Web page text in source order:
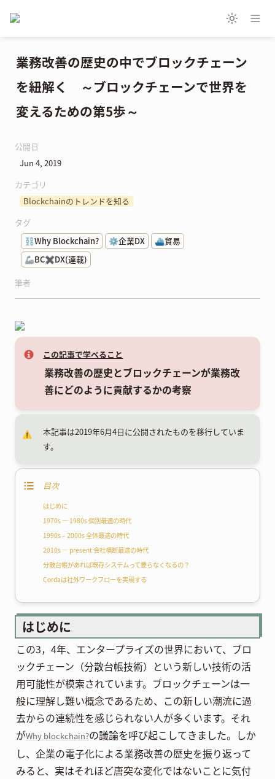
業務改善の歴史の中でブロックチェーン
を紐解く　～ブロックチェーンで世界を
変えるための第5歩～
公開日
Jun 4, 2019
カテゴリ
Blockchainのトレンドを知る
タグ
⛓️Why Blockchain?
⚙️企業DX
⛴️貿易
🦾BC✖️DX(連載)
筆者
この記事で学べること
業務改善の歴史とブロックチェーンが業務改
善にどのように貢献するかの考察
⚠️
本記事は2019年6月4日に公開されたものを移行していま
す。
目次
はじめに
1970s — 1980s 個別最適の時代
1990s – 2000s 全体最適の時代
2010s — present 会社横断最適の時代
分散台帳があれば既存システムって要らなくなるの？
Cordaは社外ワークフローを実現する
はじめに
この3，4年、エンタープライズの世界において、ブロ
ックチェーン（分散台帳技術）という新しい技術の活
用可能性が模索されています。ブロックチェーンは一
般に理解し難い概念であるため、この新しい潮流に過
去からの連続性を感じられない人が多くいます。それ
がWhy blockchain?の議論を呼び起こしてきました。しか
し、企業の電子化による業務改善の歴史を振り返って
みると、実はそれほど唐突な変化ではないことに気付